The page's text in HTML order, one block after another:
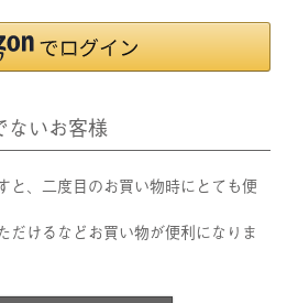
ないお客様
と、二度目のお買い物時にとても便
だけるなどお買い物が便利になりま